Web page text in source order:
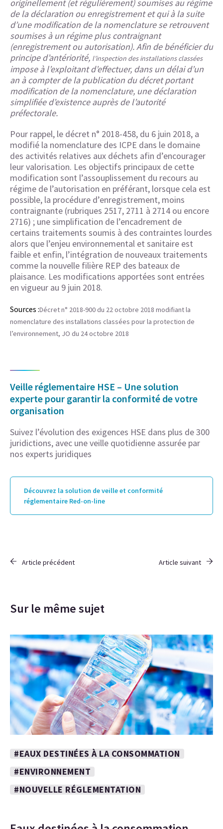
originellement (et régulièrement) soumises au régime
de la déclaration ou enregistrement et qui à la suite
d’une modification de la nomenclature se retrouvent
soumises à un régime plus contraignant
(enregistrement ou autorisation). Afin de bénéficier du
principe d’antériorité, l’inspection des installations classées
impose à l’exploitant d’effectuer, dans un délai d’un
an à compter de la publication du décret portant
modification de la nomenclature, une déclaration
simplifiée d’existence auprès de l’autorité
préfectorale.
Pour rappel, le décret n° 2018-458, du 6 juin 2018, a
modifié la nomenclature des ICPE dans le domaine
des activités relatives aux déchets afin d’encourager
leur valorisation. Les objectifs principaux de cette
modification sont l’assouplissement du recours au
régime de l’autorisation en préférant, lorsque cela est
possible, la procédure d’enregistrement, moins
contraignante (rubriques 2517, 2711 à 2714 ou encore
2716) ; une simplification de l’encadrement de
certains traitements soumis à des contraintes lourdes
alors que l’enjeu environnemental et sanitaire est
faible et enfin, l’intégration de nouveaux traitements
comme la nouvelle filière REP des bateaux de
plaisance. Les modifications apportées sont entrées
en vigueur au 9 juin 2018.
Sources :Décret n° 2018-900 du 22 octobre 2018 modifiant la
nomenclature des installations classées pour la protection de
l’environnement, JO du 24 octobre 2018
Veille réglementaire HSE – Une solution
experte pour garantir la conformité de votre
organisation
Suivez l’évolution des exigences HSE dans plus de 300
juridictions, avec une veille quotidienne assurée par
nos experts juridiques
Découvrez la solution de veille et conformité
réglementaire Red-on-line
Article précédent Article suivant
Sur le même sujet
#EAUX DESTINÉES À LA CONSOMMATION
#ENVIRONNEMENT
#NOUVELLE RÉGLEMENTATION